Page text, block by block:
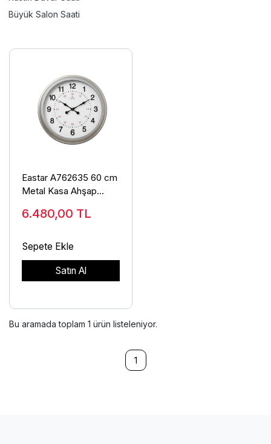
Büyük Salon Saati
Eastar A762635 60 cm
Metal Kasa Ahşap
6.480,00 TL
Sepete Ekle
Satın Al
Bu aramada toplam 1 ürün listeleniyor.
1